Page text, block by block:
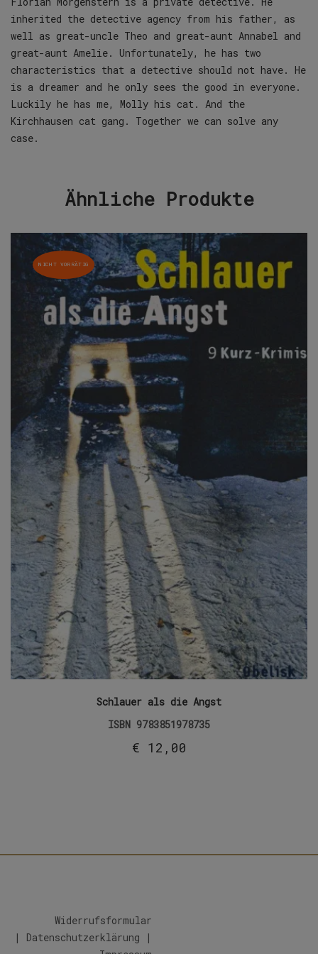
inherited the detective agency from his father, as
well as great-uncle Theo and great-aunt Annabel and
great-aunt Amelie. Unfortunately, he has two
characteristics that a detective should not have. He
is a dreamer and he only sees the good in everyone.
Luckily he has me, Molly his cat. And the
Kirchhausen cat gang. Together we can solve any
case.
Ähnliche Produkte
NICHT VORRÄTIG
Schlauer als die Angst
ISBN 9783851978735
€ 12,00
Widerrufsformular
| Datenschutzerklärung |